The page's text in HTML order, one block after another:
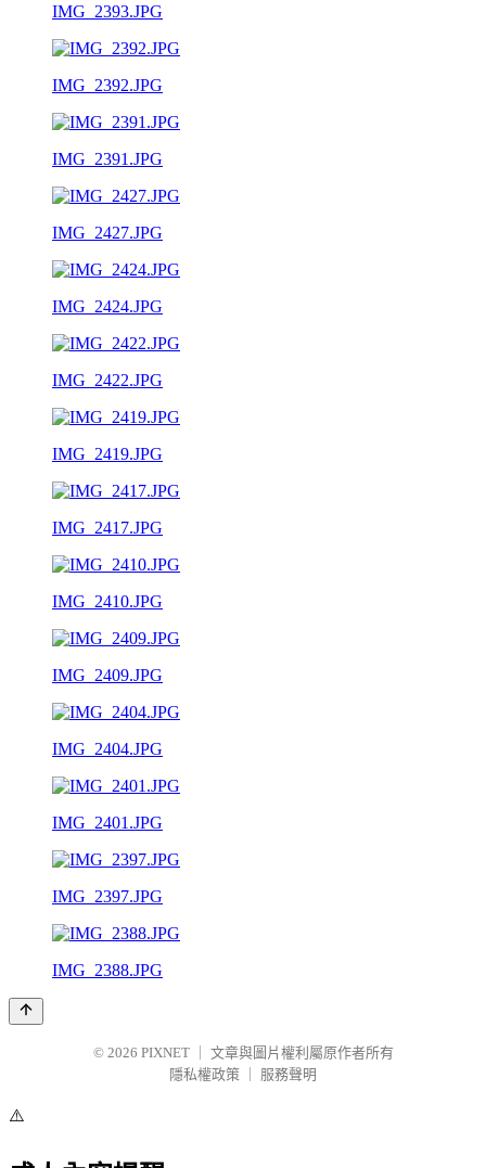
IMG_2393.JPG
IMG_2392.JPG
IMG_2391.JPG
IMG_2427.JPG
IMG_2424.JPG
IMG_2422.JPG
IMG_2419.JPG
IMG_2417.JPG
IMG_2410.JPG
IMG_2409.JPG
IMG_2404.JPG
IMG_2401.JPG
IMG_2397.JPG
IMG_2388.JPG
© 2026 PIXNET
文章與圖片權利屬原作者所有
隱私權政策
服務聲明
⚠️